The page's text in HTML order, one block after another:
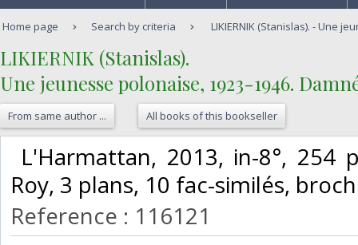
Home page Search by criteria LIKIERNIK (Stanislas). - Une
‎LIKIERNIK (Stanislas).‎
‎Une jeunesse polonaise, 1923-1946.
From same author ... All books of this bookseller
L'Harmattan, 2013, in-8°, 254
Roy, 3 plans, 10 fac-similés,
Reference : 116121